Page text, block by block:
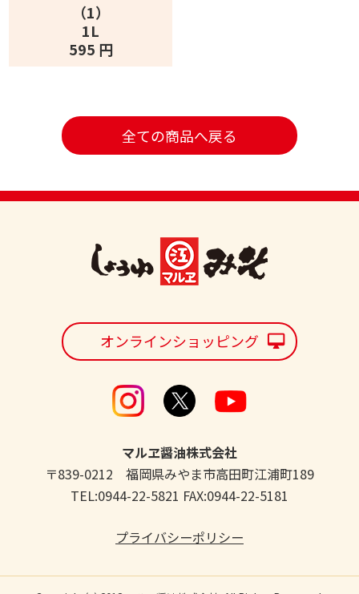
（1）
1L
595 円
全ての商品へ戻る
オンラインショッピング
マルヱ醤油株式会社
〒839-0212 福岡県みやま市高田町江浦町189
TEL:0944-22-5821 FAX:0944-22-5181
プライバシーポリシー